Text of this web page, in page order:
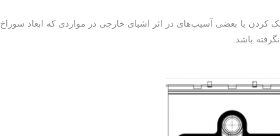
یا بعضی آسیب‌های در اثر اشیای خارجی در مواردی که ابعاد سوراخ